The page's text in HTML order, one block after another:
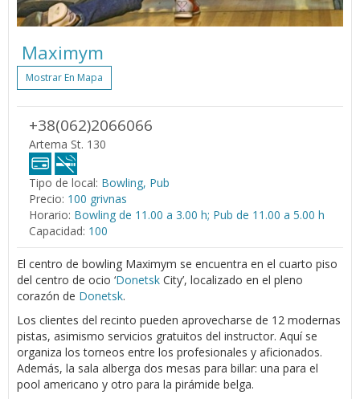
Maximym
Mostrar En Mapa
+38(062)2066066
Artema St. 130
Tipo de local: Bowling, Pub
Precio: 100 grivnas
Horario: Bowling de 11.00 a 3.00 h; Pub de 11.00 a 5.00 h
Capacidad: 100
El centro de bowling Maximym se encuentra en el cuarto piso
del centro de ocio ‘Donetsk City’, localizado en el pleno
corazón de Donetsk.
Los clientes del recinto pueden aprovecharse de 12 modernas
pistas, asimismo servicios gratuitos del instructor. Aquí se
organiza los torneos entre los profesionales y aficionados.
Además, la sala alberga dos mesas para billar: una para el
pool americano y otro para la pirámide belga.